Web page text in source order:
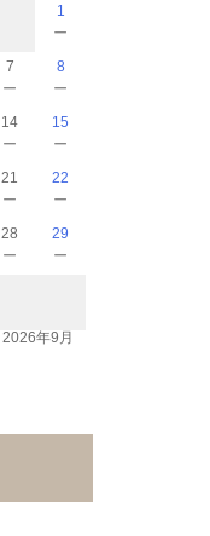
1
－
7
－
8
－
14
－
15
－
21
－
22
－
28
－
29
－
2026年9月